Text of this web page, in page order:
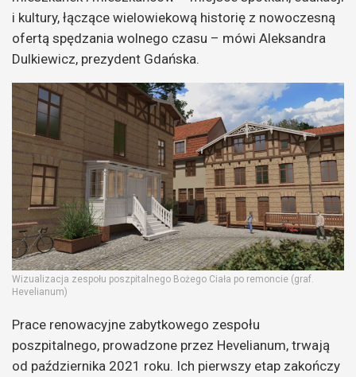
i kultury, łączące wielowiekową historię z nowoczesną
ofertą spędzania wolnego czasu – mówi Aleksandra
Dulkiewicz, prezydent Gdańska.
Wizualizacja zespołu poszpitalnego Bożego Ciała po remoncie (graf.
Hevelianum)
Prace renowacyjne zabytkowego zespołu
poszpitalnego, prowadzone przez Hevelianum, trwają
od października 2021 roku. Ich pierwszy etap zakończy